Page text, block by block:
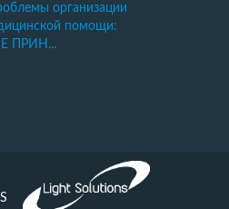
организации
помощи:
ПРИН...